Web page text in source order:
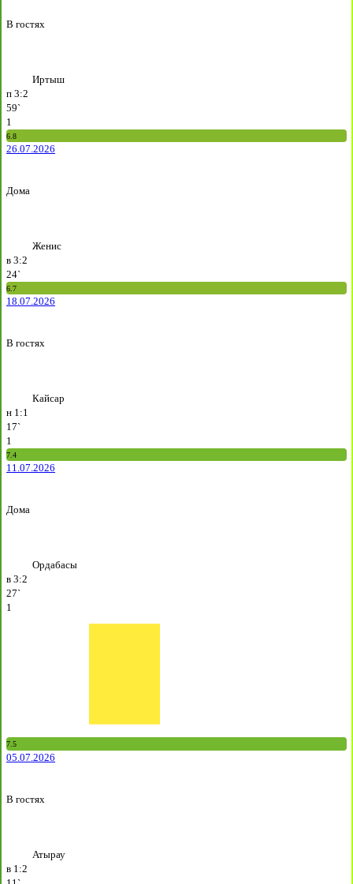
В гостях
Иртыш
п 3:2
59`
1
6.8
26.07.2026
Дома
Женис
в 3:2
24`
6.7
18.07.2026
В гостях
Кайсар
н 1:1
17`
1
7.4
11.07.2026
Дома
Ордабасы
в 3:2
27`
1
7.5
05.07.2026
В гостях
Атырау
в 1:2